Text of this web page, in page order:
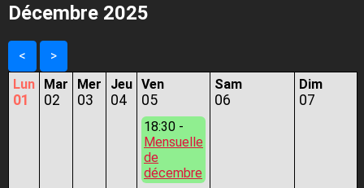
Décembre 2025
<
>
Lun
01
Mar
02
Mer
03
Jeu
04
Ven
05
18:30 -
Mensuelle
de
décembre
Sam
06
Dim
07